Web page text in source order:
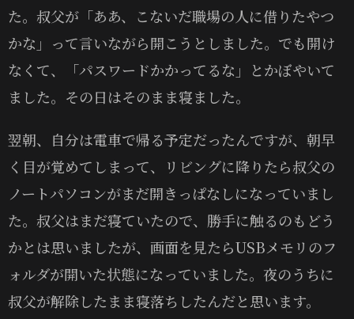
た。叔父が「ああ、こないだ職場の人に借りたやつ
かな」って言いながら開こうとしました。でも開け
なくて、「パスワードかかってるな」とかぼやいて
ました。その日はそのまま寝ました。
翌朝、自分は電車で帰る予定だったんですが、朝早
く目が覚めてしまって、リビングに降りたら叔父の
ノートパソコンがまだ開きっぱなしになっていまし
た。叔父はまだ寝ていたので、勝手に触るのもどう
かとは思いましたが、画面を見たらUSBメモリのフ
ォルダが開いた状態になっていました。夜のうちに
叔父が解除したまま寝落ちしたんだと思います。